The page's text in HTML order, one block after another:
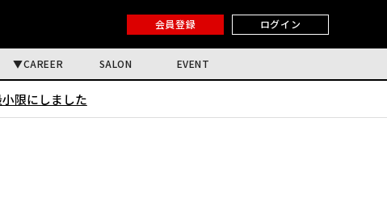
会員登録 ログイン
CAREER SALON EVENT
限にしました